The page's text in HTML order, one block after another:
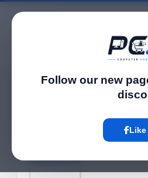
Follow our new
Like
Network cables›Network cable -
Hot